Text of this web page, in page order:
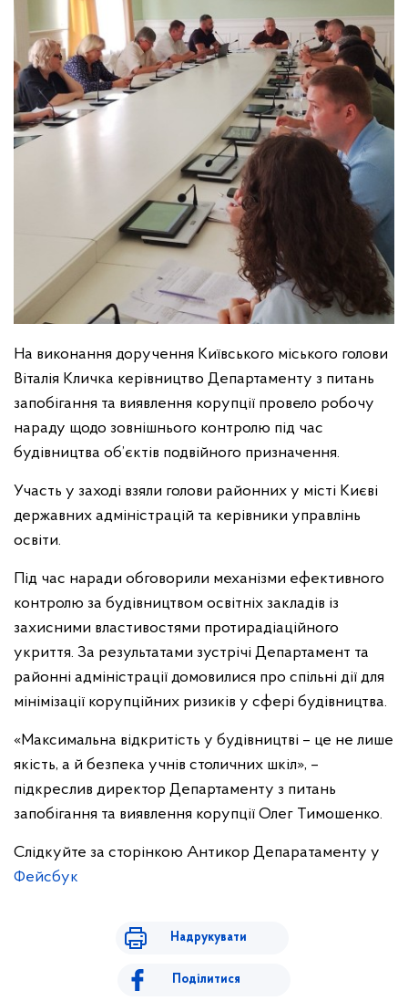
На виконання доручення Київського міського голови
Віталія Кличка керівництво Департаменту з питань
запобігання та виявлення корупції провело робочу
нараду щодо зовнішнього контролю під час
будівництва об’єктів подвійного призначення.
Участь у заході взяли голови районних у місті Києві
державних адміністрацій та керівники управлінь
освіти.
Під час наради обговорили механізми ефективного
контролю за будівництвом освітніх закладів із
захисними властивостями протирадіаційного
укриття. За результатами зустрічі Департамент та
районні адміністрації домовилися про спільні дії для
мінімізації корупційних ризиків у сфері будівництва.
«Максимальна відкритість у будівництві – це не лише
якість, а й безпека учнів столичних шкіл», –
підкреслив директор Департаменту з питань
запобігання та виявлення корупції Олег Тимошенко.
Слідкуйте за сторінкою Антикор Депаратаменту у
Фейсбук
Надрукувати
Поділитися